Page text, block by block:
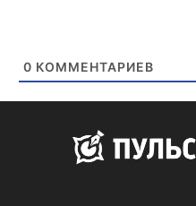
0 КОММЕНТАРИЕВ